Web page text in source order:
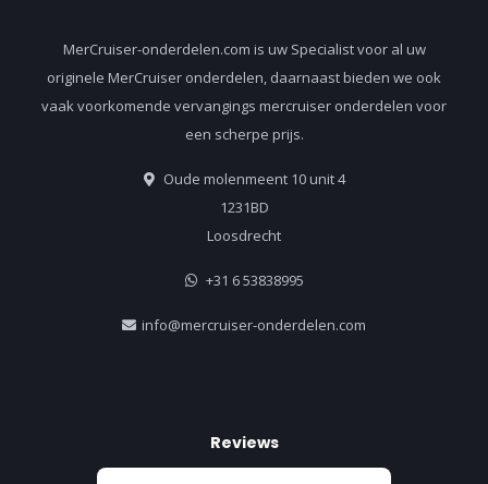
MerCruiser-onderdelen.com is uw Specialist voor al uw
originele MerCruiser onderdelen, daarnaast bieden we ook
vaak voorkomende vervangings mercruiser onderdelen voor
een scherpe prijs.
Oude molenmeent 10 unit 4
1231BD
Loosdrecht
+31 6 53838995
info@mercruiser-onderdelen.com
Reviews